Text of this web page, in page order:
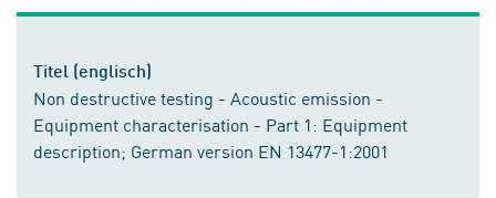
Titel (englisch)
Non destructive testing - Acoustic emission -
Equipment characterisation - Part 1: Equipment
description; German version EN 13477-1:2001